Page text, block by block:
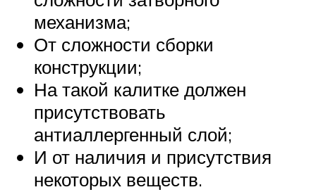
механизма;
От сложности сборки
конструкции;
На такой калитке должен
присутствовать
антиаллергенный слой;
И от наличия и присутствия
некоторых веществ.